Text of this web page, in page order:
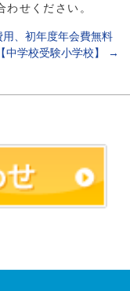
せください。
、初年度年会費無料
校受験小学校】
→